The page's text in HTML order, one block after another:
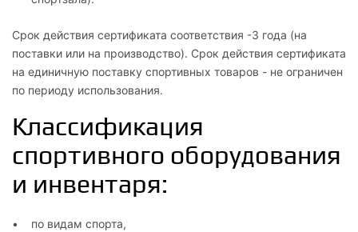
Срок действия сертификата соответствия -3 года (на
поставки или на производство). Срок действия сертификата
на единичную поставку спортивных товаров - не ограничен
по периоду использования.
Классификация
спортивного оборудования
и инвентаря:
по видам спорта,